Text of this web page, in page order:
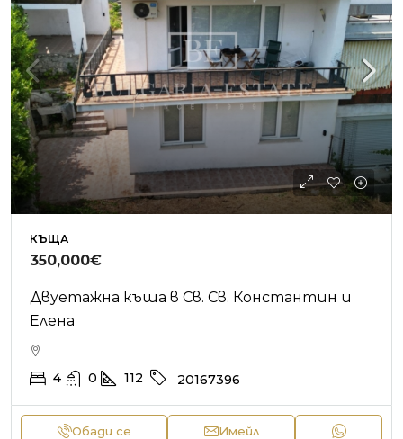
КЪЩА
350,000€
Двуетажна къща в Св. Св. Константин и
Елена
4 0 112 20167396
Обади се Имейл